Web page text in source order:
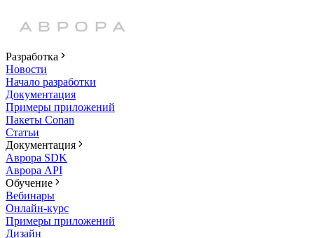
Разработка
Новости
Начало разработки
Документация
Примеры приложений
Пакеты Conan
Статьи
Документация
Аврора SDK
Аврора API
Обучение
Вебинары
Онлайн-курс
Примеры приложений
Дизайн